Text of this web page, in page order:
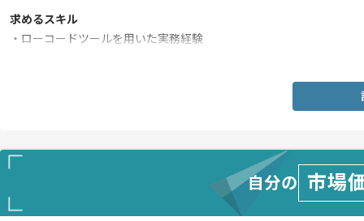
求めるスキル
・ローコードツールを用いた実務経験
自分の 市場